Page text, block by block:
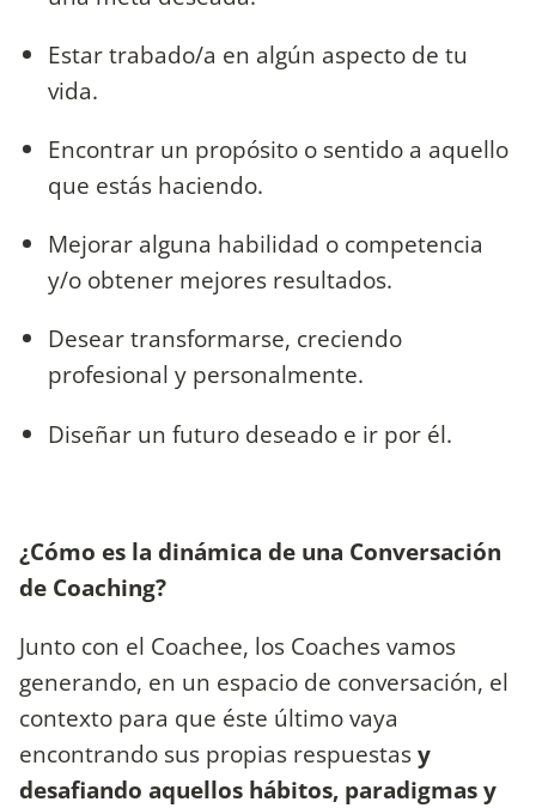
Estar trabado/a en algún aspecto de tu
vida.
Encontrar un propósito o sentido a aquello
que estás haciendo.
Mejorar alguna habilidad o competencia
y/o obtener mejores resultados.
Desear transformarse, creciendo
profesional y personalmente.
Diseñar un futuro deseado e ir por él.
¿Cómo es la dinámica de una Conversación
de Coaching?
Junto con el Coachee, los Coaches vamos
generando, en un espacio de conversación, el
contexto para que éste último vaya
encontrando sus propias respuestasy
desafiando aquellos hábitos, paradigmas y